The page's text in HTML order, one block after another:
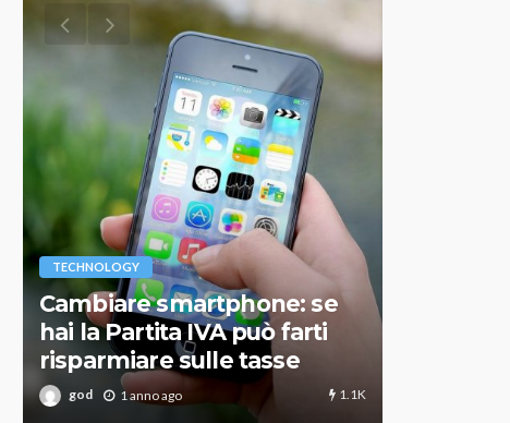
TECHNOLOGY
Cambiare smartphone: se
hai la Partita IVA può farti
risparmiare sulle tasse
god 1 anno ago 1.1K